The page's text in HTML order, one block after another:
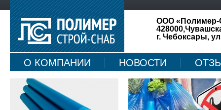
ООО «Полимер-
г. Чебоксары,
О КОМПАНИИ НОВОСТИ
КАРТА САЙТА